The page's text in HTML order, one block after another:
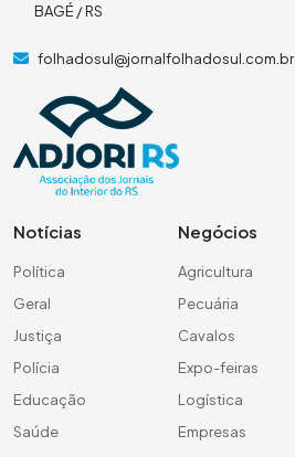
BAGÉ / RS
folhadosul@jornalfolhadosul.com.br
Notícias
Política
Geral
Justiça
Polícia
Educação
Saúde
Negócios
Agricultura
Pecuária
Cavalos
Expo-feiras
Logística
Empresas